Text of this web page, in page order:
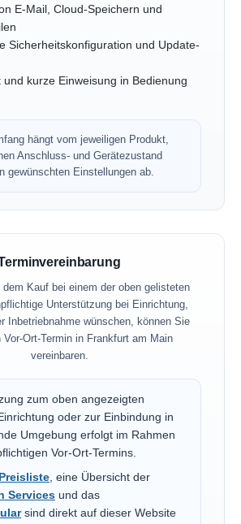
E-Mail, Cloud-Speichern und
Sicherheitskonfiguration und Update-
und kurze Einweisung in Bedienung
hängt vom jeweiligen Produkt,
Anschluss- und Gerätezustand
gewünschten Einstellungen ab.
Kauf bei einem der oben gelisteten
Unterstützung bei Einrichtung,
Inbetriebnahme wünschen, können Sie
Vor-Ort-Termin in Frankfurt am Main
vereinbaren.
zum oben angezeigten
oder zur Einbindung in
Umgebung erfolgt im Rahmen
Vor-Ort-Termins.
, eine Übersicht der
Services und das
sind direkt auf dieser Website